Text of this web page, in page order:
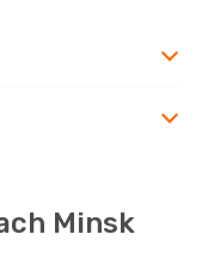
Minsk